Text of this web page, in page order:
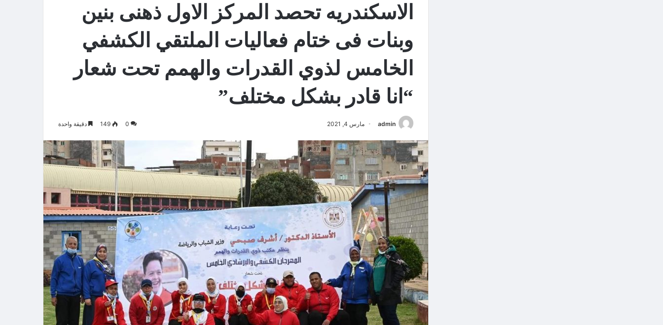
الاسكندريه تحصد المركز الاول ذهنى بنين
وبنات فى ختام فعاليات الملتقي الكشفي
الخامس لذوي القدرات والهمم تحت شعار
“انا قادر بشكل مختلف”
admin مارس 4, 2021 0
149 دقيقة واحدة